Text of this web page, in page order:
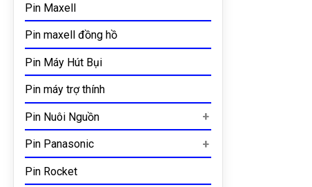
Pin Maxell
Pin maxell đồng hồ
Pin Máy Hút Bụi
Pin máy trợ thính
Pin Nuôi Nguồn
Pin Panasonic
Pin Rocket